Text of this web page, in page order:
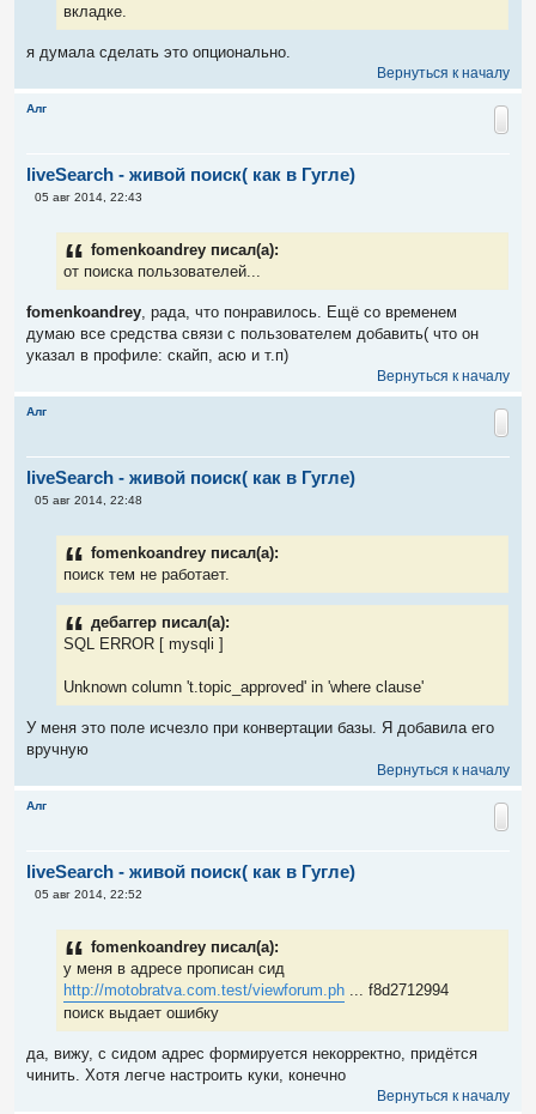
вкладке.
я думала сделать это опционально.
Вернуться к началу
Алг
liveSearch - живой поиск( как в Гугле)
С
е
05 авг 2014, 22:43
fomenkoandrey писал(а):
от поиска пользователей...
fomenkoandrey , рада, что понравилось. Ещё со временем
думаю все средства связи с пользователем добавить( что он
указал в профиле: скайп, асю и т.п)
Вернуться к началу
Алг
liveSearch - живой поиск( как в Гугле)
С
05 авг 2014, 22:48
fomenkoandrey писал(а):
поиск тем не работает.
дебаггер писал(а):
SQL ERROR [ mysqli ]
Unknown column 't.topic_approved' in 'where clause'
У меня это поле исчезло при конвертации базы. Я добавила его
вручную
Вернуться к началу
Алг
liveSearch - живой поиск( как в Гугле)
С
05 авг 2014, 22:52
fomenkoandrey писал(а):
у меня в адресе прописан сид
http://motobratva.com.test/viewforum.ph ... f8d2712994
поиск выдает ошибку
да, вижу, с сидом адрес формируется некорректно, придётся
чинить. Хотя легче настроить куки, конечно
Вернуться к началу